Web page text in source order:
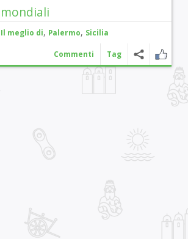
mondiali
Il meglio di, Palermo, Sicilia
Commenti Tag